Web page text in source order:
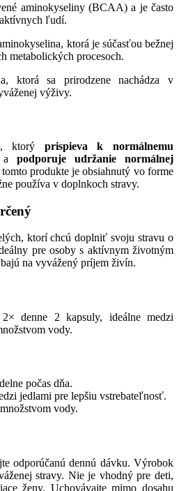
aminokyseliny (BCAA) a je často
ľudí.
ktorá je súčasťou bežnej
metabolických procesoch.
ktorá sa prirodzene nachádza v
výživy.
ktorý prispieva k normálnemu
a podporuje udržanie normálnej
produkte je obsiahnutý vo forme
používa v doplnkoch stravy.
ktorí chcú doplniť svoju stravu o
pre osoby s aktívnym životným
na vyvážený príjem živín.
2× denne 2 kapsuly, ideálne medzi
vody.
počas dňa.
jedlami pre lepšiu vstrebateľnosť.
vody.
odporúčanú dennú dávku. Výrobok
stravy. Nie je vhodný pre deti,
ženy. Uchovávajte mimo dosahu